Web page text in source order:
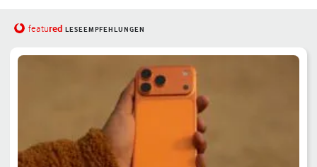
featured LESEEMPFEHLUNGEN